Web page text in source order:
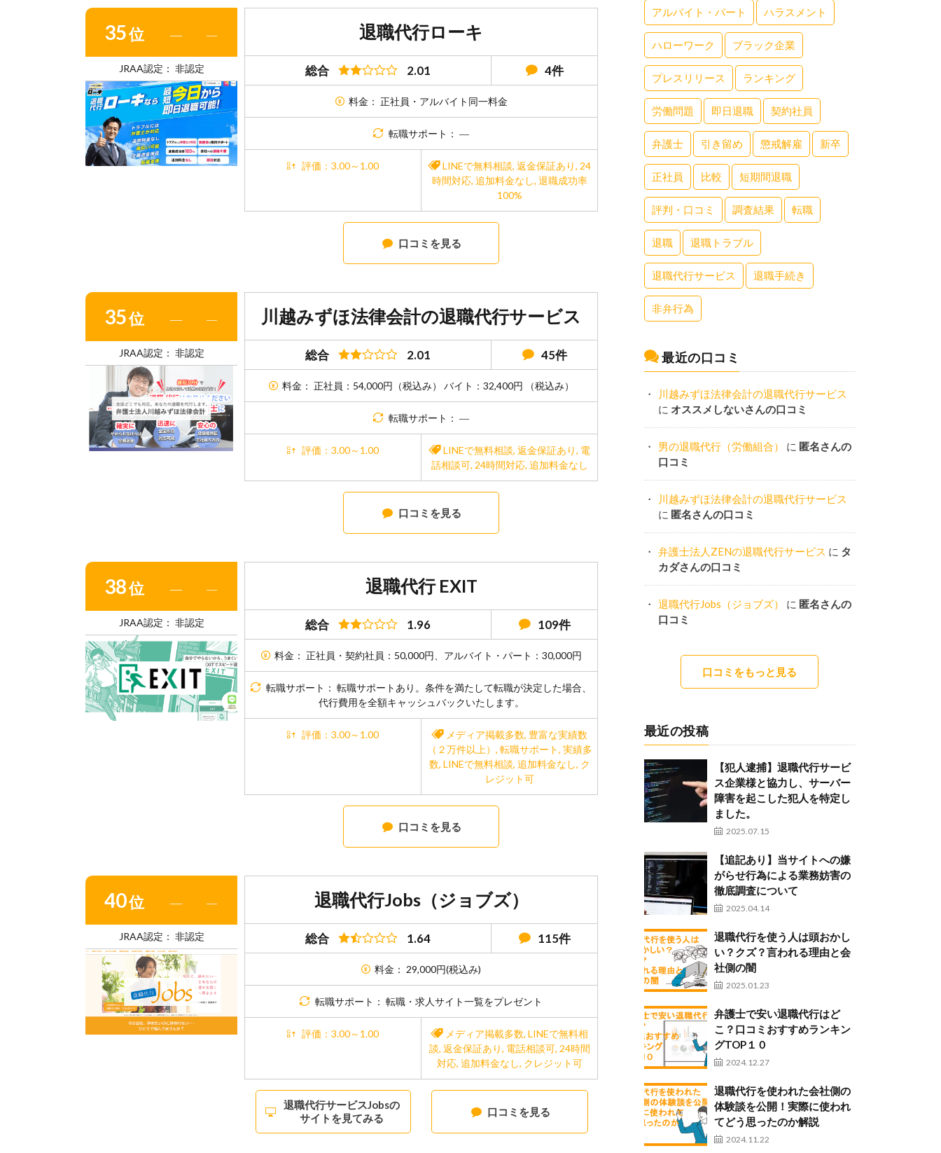
35位 ― ―
JRAA認定： 非認定
退職代行ローキ
総合 2.01 4件
料金： 正社員・アルバイト同一料金
転職サポート： ―
評価：3.00～1.00 LINEで無料相談,返金保証あり, 24
時間対応, 追加料金なし, 退職成功率
100%
口コミを見る
35位 ― ―
JRAA認定： 非認定
川越みずほ法律会計の退職代行サービス
総合 2.01 45件
料金： 正社員：54,000円（税込み） バイト：32,400円 （税込み）
転職サポート： ―
評価：3.00～1.00 LINEで無料相談,返金保証あり, 電
話相談可, 24時間対応, 追加料金なし
口コミを見る
38位 ― ―
JRAA認定： 非認定
退職代行 EXIT
総合 1.96 109件
料金： 正社員・契約社員：50,000円、アルバイト・パート：30,000円
転職サポート： 転職サポートあり。条件を満たして転職が決定した場合、
代行費用を全額キャッシュバックいたします。
評価：3.00～1.00 メディア掲載多数, 豊富な実績数
（２万件以上） , 転職サポート, 実績多
数, LINEで無料相談, 追加料金なし, ク
レジット可
口コミを見る
40位 ― ―
JRAA認定： 非認定
退職代行Jobs（ジョブズ）
総合 1.64 115件
料金： 29,000円(税込み)
転職サポート： 転職・求人サイト一覧をプレゼント
評価：3.00～1.00 メディア掲載多数,LINEで無料相
談, 返金保証あり, 電話相談可, 24時間
対応, 追加料金なし, クレジット可
退職代行サービスJobsの
サイトを見てみる
口コミを見る
アルバイト・パート ハラスメント
ハローワーク ブラック企業
プレスリリース ランキング
労働問題 即日退職 契約社員
弁護士 引き留め 懲戒解雇 新卒
正社員 比較 短期間退職
評判・口コミ 調査結果 転職
退職 退職トラブル
退職代行サービス 退職手続き
非弁行為
最近の口コミ
川越みずほ法律会計の退職代行サービス
に オススメしないさんの口コミ
男の退職代行（労働組合） に 匿名さんの
口コミ
川越みずほ法律会計の退職代行サービス
に 匿名さんの口コミ
弁護士法人ZENの退職代行サービス に タ
カダさんの口コミ
退職代行Jobs（ジョブズ） に 匿名さんの
口コミ
口コミをもっと見る
最近の投稿
【犯人逮捕】退職代行サービ
ス企業様と協力し、サーバー
障害を起こした犯人を特定し
ました。
2025.07.15
【追記あり】当サイトへの嫌
がらせ行為による業務妨害の
徹底調査について
2025.04.14
退職代行を使う人は頭おかし
い？クズ？言われる理由と会
社側の闇
2025.01.23
弁護士で安い退職代行はど
こ？口コミおすすめランキン
グTOP１０
2024.12.27
退職代行を使われた会社側の
体験談を公開！実際に使われ
てどう思ったのか解説
2024.11.22